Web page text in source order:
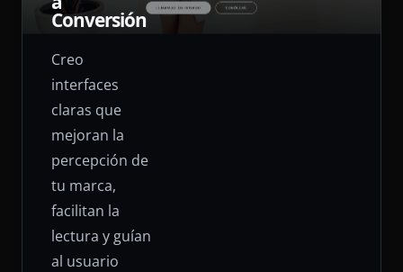
Conversión
Creo
interfaces
claras que
mejoran la
percepción de
tu marca,
facilitan la
lectura y guían
al usuario